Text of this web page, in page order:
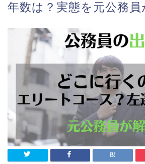
年数は？実態を元公務員